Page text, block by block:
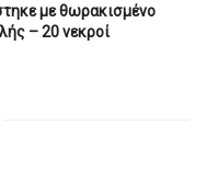
με θωρακισμένο
– 20 νεκροί